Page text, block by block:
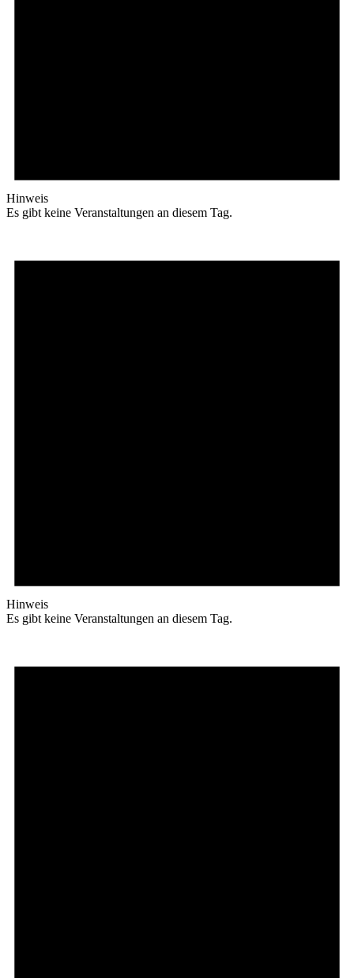
Hinweis
Es gibt keine Veranstaltungen an diesem Tag.
Hinweis
Es gibt keine Veranstaltungen an diesem Tag.